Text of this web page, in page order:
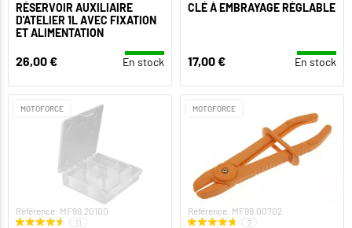
RÉSERVOIR AUXILIAIRE
D'ATELIER 1L AVEC FIXATION
ET ALIMENTATION
26,00 € En stock
CLÉ À EMBRAYAGE RÉGLABLE
17,00 € En stock
MOTOFORCE
Référence: MF99.20100
11
MOTOFORCE
Référence: MF99.00702
7